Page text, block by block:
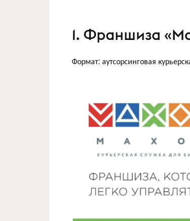
1. Франшиза
Формат: аутсорсинговая